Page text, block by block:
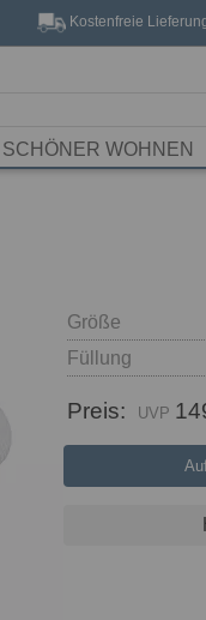
Kostenfreie
SCHÖNER WOHNEN
Größe
Füllung
Preis: